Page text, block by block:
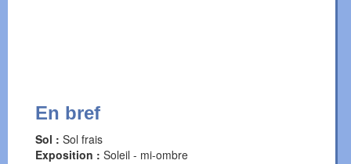
En bref
Sol : Sol frais
Exposition : Soleil - mi-ombre